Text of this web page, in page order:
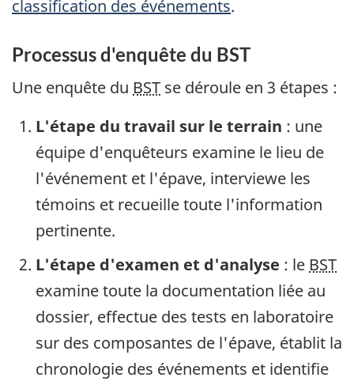
classification des événements.
Processus d'enquête du BST
Une enquête du BST se déroule en 3 étapes :
L'étape du travail sur le terrain : une
équipe d'enquêteurs examine le lieu de
l'événement et l'épave, interviewe les
témoins et recueille toute l'information
pertinente.
L'étape d'examen et d'analyse : le BST
examine toute la documentation liée au
dossier, effectue des tests en laboratoire
sur des composantes de l'épave, établit la
chronologie des événements et identifie